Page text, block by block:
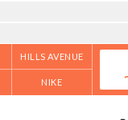
HILLS AVENUE
NIKE